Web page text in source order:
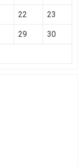
22 23
29 30